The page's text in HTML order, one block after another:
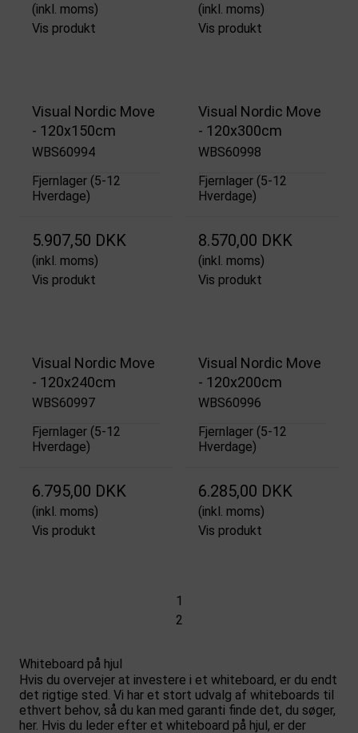
(inkl. moms)
Vis produkt
(inkl. moms)
Vis produkt
Visual Nordic Move
- 120x150cm
WBS60994
Fjernlager (5-12
Hverdage)
5.907,50 DKK
(inkl. moms)
Vis produkt
Visual Nordic Move
- 120x300cm
WBS60998
Fjernlager (5-12
Hverdage)
8.570,00 DKK
(inkl. moms)
Vis produkt
Visual Nordic Move
- 120x240cm
WBS60997
Fjernlager (5-12
Hverdage)
6.795,00 DKK
(inkl. moms)
Vis produkt
Visual Nordic Move
- 120x200cm
WBS60996
Fjernlager (5-12
Hverdage)
6.285,00 DKK
(inkl. moms)
Vis produkt
1
2
Whiteboard på hjul
Hvis du overvejer at investere i et whiteboard, er du endt
det rigtige sted. Vi har et stort udvalg af whiteboards til
ethvert behov, så du kan med garanti finde det, du søger,
her. Hvis du leder efter et whiteboard på hjul, er der